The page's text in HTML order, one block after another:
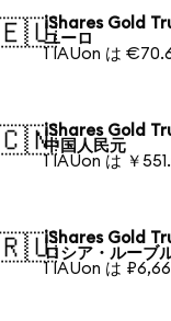
iShares Gold
ユーロ
1 IAUon は
iShares Gold
中国人民元
1 IAUon は ￥
iShares Gold
ロシア・ルーブ
1 IAUon は